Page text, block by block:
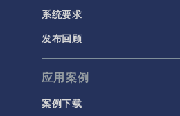
低频电磁学
半导体器件
带电粒子追踪
波动光学
系统要求
发布回顾
应用案例
案例下载